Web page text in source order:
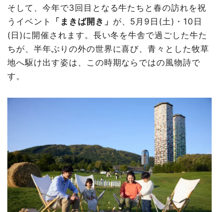
そして、今年で3回目となる牛たちと春の訪れを祝
うイベント
「まきば開き」 が、5月9日(土)・10日
(日)に開催されます。長い冬を牛舎で過ごした牛た
ちが、半年ぶりの外の世界に喜び、青々とした牧草
地へ駆け出す姿は、この時期ならではの風物詩で
す。